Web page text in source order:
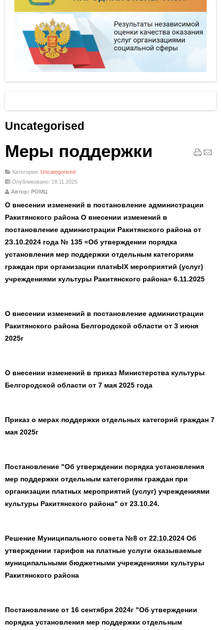
Uncategorised
Меры поддержки
Категория: Uncategorised
Опубликовано: 18.11.2025
Автор: РОМЦ
О внесении изменений в постановление администрации
Ракитянского района О внесении изменений в
постановление администрации Ракитянского района от
2З.10.2024 года № 135 «Об утверждении порядка
установления мер поддержки отдельным категориям
граждан при организации платнЫХ мероприятий (услуг)
учреждениями культуры Ракитянского района» 6.11.2025
О внесении изменений в постановление администрации
Ракитянского района Белгородской области от 3 июня
2025г
О внесении изменений в приказ Министерства культуры
Белгородской области от 7 мая 2025 года
Приказ о мерах поддержки отдельных категорий граждан 7
мая 2025г
Постановление "Об утверждении порядка установления
мер поддержки отдельным категориям граждан при
организации платных мероприятий (услуг) учреждениями
культуры Ракитянского района" от 23.10.24.
Решение Муниципального совета №8 от 22.10.2024 Об
утверждении тарифов на платные услуги оказываемые
муниципальными бюджетными учреждениями культуры
Ракитянского района
Постановление от 16 сентября 2024г "Об утверждении
порядка установления мер поддержки отдельным